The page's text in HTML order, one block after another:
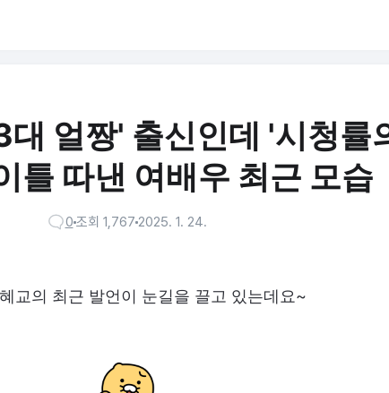
얼짱' 출신인데 '시청률
틀 따낸 여배우 최근 모습
0조회 1,7672025. 1. 24.
교의 최근 발언이 눈길을 끌고 있는데요~